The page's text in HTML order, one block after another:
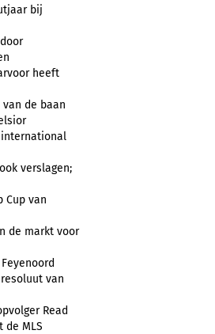
bij
heeft
van de baan
international
verslagen;
Cup van
de markt voor
van
Read
de MLS